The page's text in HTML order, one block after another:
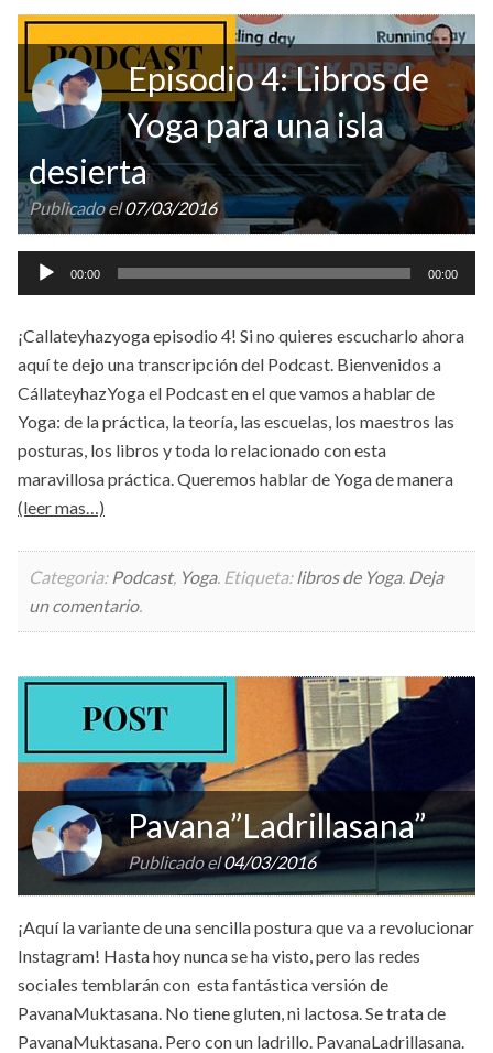
Episodio 4: Libros de
Yoga para una isla
desierta
Publicado el07/03/2016
Reproductor
de
00:00 00:00
¡Callateyhazyoga episodio 4! Si no quieres escucharlo ahora
aquí te dejo una transcripción del Podcast. Bienvenidos a
CállateyhazYoga el Podcast en el que vamos a hablar de
Yoga: de la práctica, la teoría, las escuelas, los maestros las
posturas, los libros y toda lo relacionado con esta
maravillosa práctica. Queremos hablar de Yoga de manera
(leer mas…)
Categoria: Podcast, Yoga. Etiqueta:libros de Yoga. Deja
un comentario.
Pavana”Ladrillasana”
Publicado el04/03/2016
¡Aquí la variante de una sencilla postura que va a revolucionar
Instagram! Hasta hoy nunca se ha visto, pero las redes
sociales temblarán con esta fantástica versión de
PavanaMuktasana. No tiene gluten, ni lactosa. Se trata de
PavanaMuktasana. Pero con un ladrillo. PavanaLadrillasana.